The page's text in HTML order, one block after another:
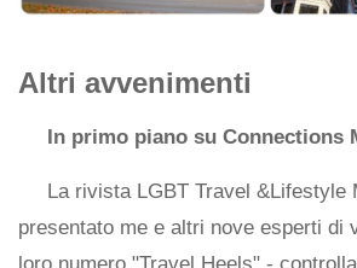
Altri avvenimenti
In primo piano su Connections
La rivista LGBT Travel &Lifestyle
presentato me e altri nove esperti di